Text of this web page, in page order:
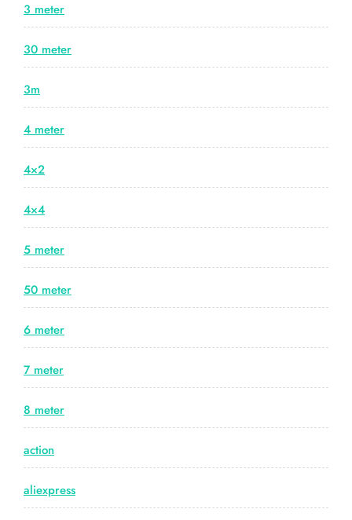
3 meter
30 meter
3m
4 meter
4×2
4×4
5 meter
50 meter
6 meter
7 meter
8 meter
action
aliexpress